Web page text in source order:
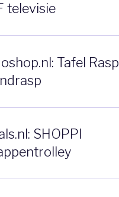
televisie
Tafel Rasp
SHOPPI